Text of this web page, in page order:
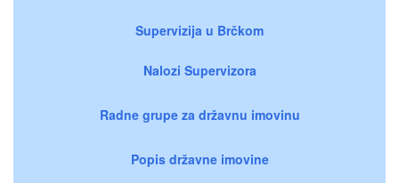
Supervizija u Brčkom
Nalozi Supervizora
Radne grupe za državnu imovinu
Popis državne imovine